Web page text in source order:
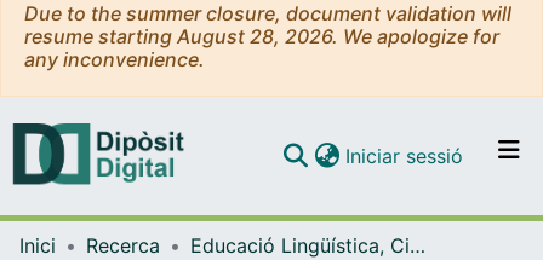
Due to the summer closure, document validation will
resume starting August 28, 2026. We apologize for
any inconvenience.
Navega per tot el DD
Iniciar sessió (current)
Inici Recerca
Educació Lingüística, Científica i Matemàtica